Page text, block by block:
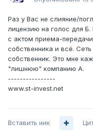
Раз у Вас не слияние/
лицензию на голос для
с актом приема-
собственника и всё.
собственник. Это мне
"лишнюю" компанию А.
----------------
www.st-invest.net
Вставить ник